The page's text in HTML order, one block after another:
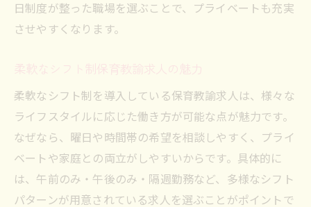
日制度が整った職場を選ぶことで、プライベートも充実
させやすくなります。
柔軟なシフト制保育教諭求人の魅力
柔軟なシフト制を導入している保育教諭求人は、様々な
ライフスタイルに応じた働き方が可能な点が魅力です。
なぜなら、曜日や時間帯の希望を相談しやすく、プライ
ベートや家庭との両立がしやすいからです。具体的に
は、午前のみ・午後のみ・隔週勤務など、多様なシフト
パターンが用意されている求人を選ぶことがポイントで